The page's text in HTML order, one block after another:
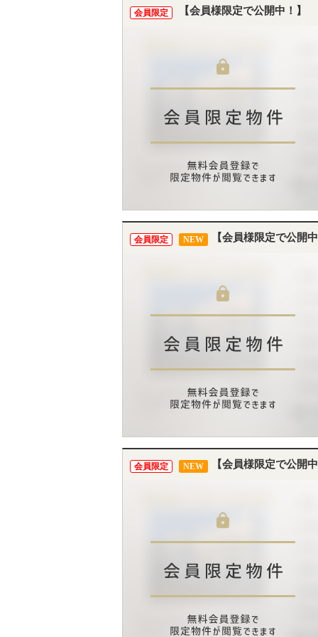
会員限定 【会員様限定で公開中！】
会員限定 NEW 【会員様限定で公開
会員限定 NEW 【会員様限定で公開